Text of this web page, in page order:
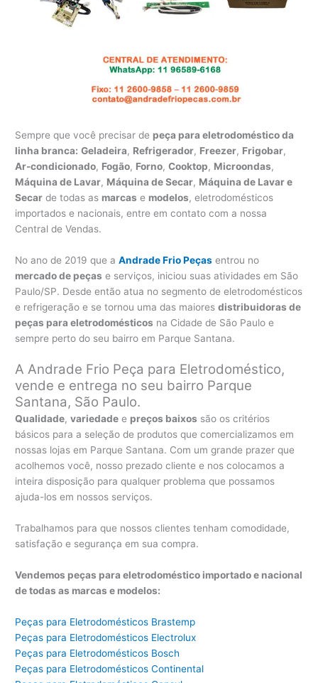
Sempre que você precisar de peça para eletrodoméstico da
linha branca: Geladeira, Refrigerador, Freezer, Frigobar,
Ar-condicionado, Fogão, Forno,Cooktop, Microondas,
Máquina de Lavar, Máquina de Secar, Máquina de Lavar e
Secar de todas as marcas e modelos, eletrodomésticos
importados e nacionais, entre em contato com a nossa
Central de Vendas.
No ano de 2019 que aAndrade Frio Peças entrou no
mercado de peças e serviços, iniciou suas atividades em São
Paulo/SP. Desde então atua no segmento de eletrodomésticos
e refrigeração e se tornou uma das maioresdistribuidoras de
peças para eletrodomésticos na Cidade de São Paulo e
sempre perto do seu bairro em Parque Santana.
A Andrade Frio Peça para Eletrodoméstico,
vende e entrega no seu bairro Parque
Santana, São Paulo.
Qualidade,variedade e preços baixos são os critérios
básicos para a seleção de produtos que comercializamos em
nossas lojas em Parque Santana. Com um grande prazer que
acolhemos você, nosso prezado cliente e nos colocamos a
inteira disposição para qualquer problema que possamos
ajuda-los em nossos serviços.
Trabalhamos para que nossos clientes tenham comodidade,
satisfação e segurança em sua compra.
Vendemos peças para eletrodoméstico importado e nacional
de todas as marcas e modelos:
Peças para Eletrodomésticos Brastemp
Peças para Eletrodomésticos Electrolux
Peças para Eletrodomésticos Bosch
Peças para Eletrodomésticos Continental